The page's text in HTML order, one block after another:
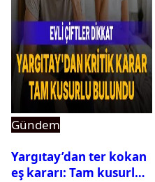
Gündem
Yargıtay’dan ter kokan
eş kararı: Tam kusurlu